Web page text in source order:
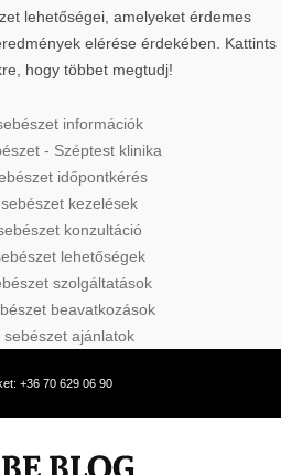
lehetőségei, amelyeket érdemes
elérése érdekében. Kattints
hogy többet megtudj!
információk
- Széptest klinika
időpontkérés
kezelések
konzultáció
lehetőségek
szolgáltatások
beavatkozások
sebészet ajánlatok
+36 70 629 06 90